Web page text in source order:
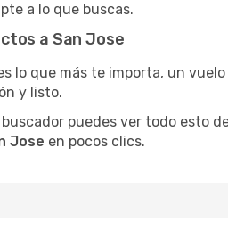
a lo que buscas.
a San Jose
lo que más te importa, un
y listo.
puedes ver todo esto
Jose en pocos clics.